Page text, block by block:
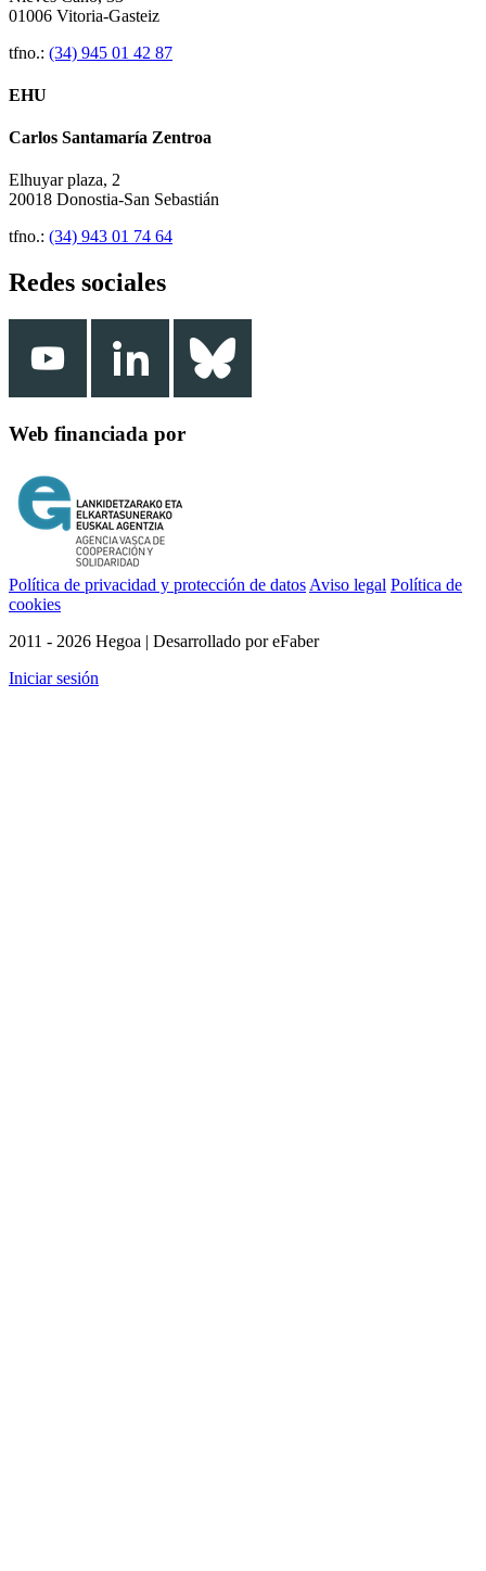
01006 Vitoria-Gasteiz
tfno.: (34) 945 01 42 87
EHU
Carlos Santamaría Zentroa
Elhuyar plaza, 2
20018 Donostia-San Sebastián
tfno.: (34) 943 01 74 64
Redes sociales
Web financiada por
Política de privacidad y protección de datos Aviso legal Política de
cookies
2011 - 2026 Hegoa | Desarrollado por eFaber
Iniciar sesión